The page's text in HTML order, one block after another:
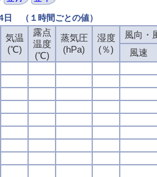
（１時間ごとの値）
気温
(℃)
露点
温度
(℃)
蒸気圧
(hPa)
湿度
(％)
風向・
風速
気温
(℃)
露点
温度
(℃)
蒸気圧
(hPa)
湿度
(％)
風向・
風速
気温
(℃)
露点
温度
(℃)
蒸気圧
(hPa)
湿度
(％)
風向・
風速
気温
(℃)
露点
温度
(℃)
蒸気圧
(hPa)
湿度
(％)
風向・
風速